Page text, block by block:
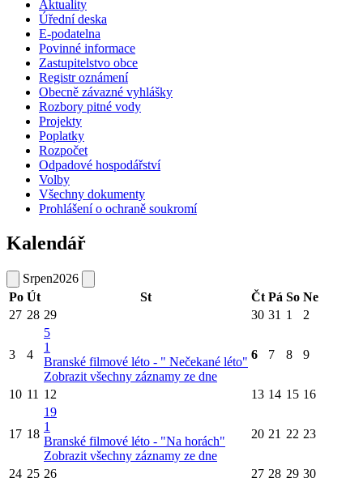
Aktuality
Úřední deska
E-podatelna
Povinné informace
Zastupitelstvo obce
Registr oznámení
Obecně závazné vyhlášky
Rozbory pitné vody
Projekty
Poplatky
Rozpočet
Odpadové hospodářství
Volby
Všechny dokumenty
Prohlášení o ochraně soukromí
Kalendář
Srpen2026
Po Út St Čt Pá So Ne
27 28 29 30 31 1 2
3 4
5
1
Branské filmové léto - " Nečekané léto"
Zobrazit všechny záznamy ze dne
6 7 8 9
10 11 12 13 14 15 16
17 18
19
1
Branské filmové léto - "Na horách"
Zobrazit všechny záznamy ze dne
20 21 22 23
24 25 26 27 28 29 30